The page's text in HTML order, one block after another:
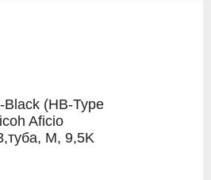
(HB-Type
Aficio
M, 9,5K